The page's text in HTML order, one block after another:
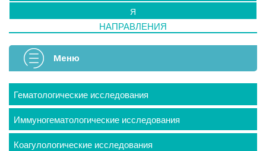
Я
НАПРАВЛЕНИЯ
Меню
Гематологические исследования
Иммуногематологические исследования
Коагулологические исследования